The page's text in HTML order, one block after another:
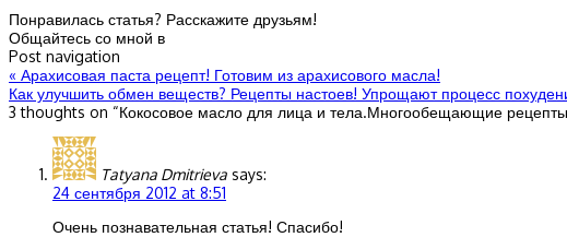
Понравилась статья? Расскажите друзьям!
Общайтесь со мной в
Post navigation
« Арахисовая паста рецепт! Готовим из арахисового масла!
Как улучшить обмен веществ? Рецепты настоев! Упрощают процесс
3 thoughts on “Кокосовое масло для лица и тела.Многообещающие
Tatyana Dmitrieva says:
24 сентября 2012 at 8:51
Очень познавательная статья! Спасибо!